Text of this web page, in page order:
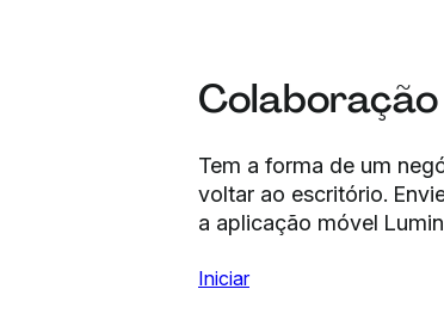
Tem a forma de um
voltar ao escritório.
a aplicação móvel
Iniciar